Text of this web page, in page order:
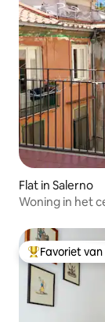
Flat in Salerno
Woning in het
Topfavoriet
Favoriet